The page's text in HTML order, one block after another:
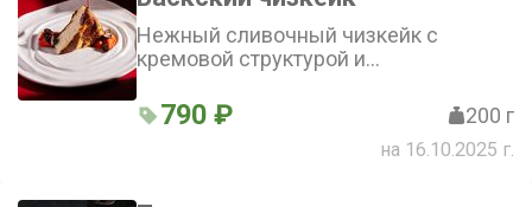
Нежный сливочный чизкейк с
кремовой структурой и
шоколадным соусом и свежими
ягодами
790 ₽ 200 г
на 16.10.2025 г.